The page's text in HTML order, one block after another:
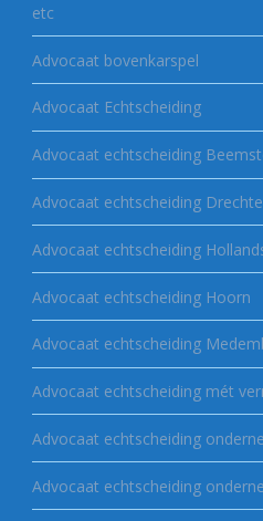
etc
Advocaat bovenkarspel
Advocaat Echtscheiding
Advocaat echtscheiding
Advocaat echtscheiding
Advocaat echtscheiding
Advocaat echtscheiding Hoorn
Advocaat echtscheiding
Advocaat echtscheiding mét
Advocaat echtscheiding
Advocaat echtscheiding